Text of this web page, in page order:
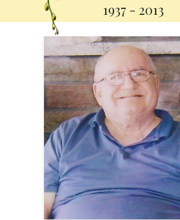
1937 - 2013